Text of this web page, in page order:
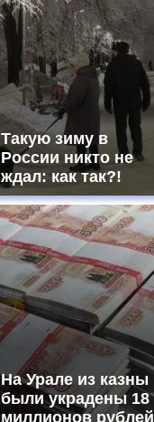
Такую зиму в
России никто не
ждал: как так?!
На Урале из казны
были украдены 18
миллионов рублей